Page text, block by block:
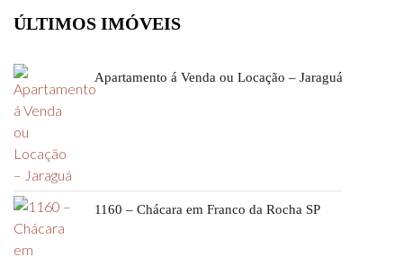
ÚLTIMOS IMÓVEIS
Apartamento á Venda ou Locação – Jaraguá
1160 – Chácara em Franco da Rocha SP